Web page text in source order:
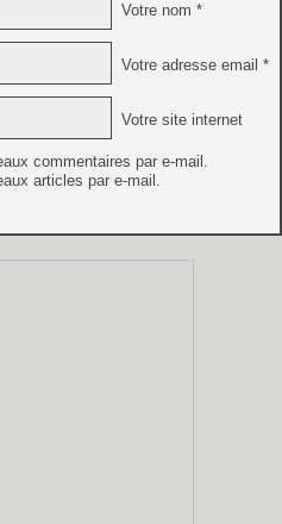
Votre nom *
Votre adresse email *
Votre site internet
commentaires par e-mail.
articles par e-mail.